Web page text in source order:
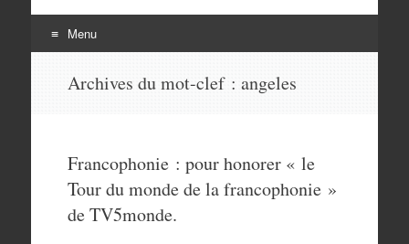
Menu
Archives du mot-clef : angeles
Francophonie : pour honorer « le
Tour du monde de la francophonie »
de TV5monde.